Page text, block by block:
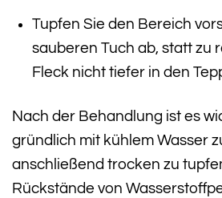
Tupfen Sie den Bereich
sauberen Tuch ab, statt zu
Fleck nicht tiefer in den
Nach der Behandlung ist es
gründlich mit kühlem Wasser
anschließend trocken zu
Rückstände von